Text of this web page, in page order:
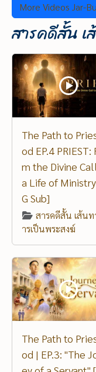
More Videos Jar-
สารคดีสั้น เ
The Path to
od EP.4 PRIEST:
m the Divine
a Life of
G Sub]
สารคดีสั้น เส้นท
ารเป็นพระสงฆ์
The Path to
od | EP.3: "The